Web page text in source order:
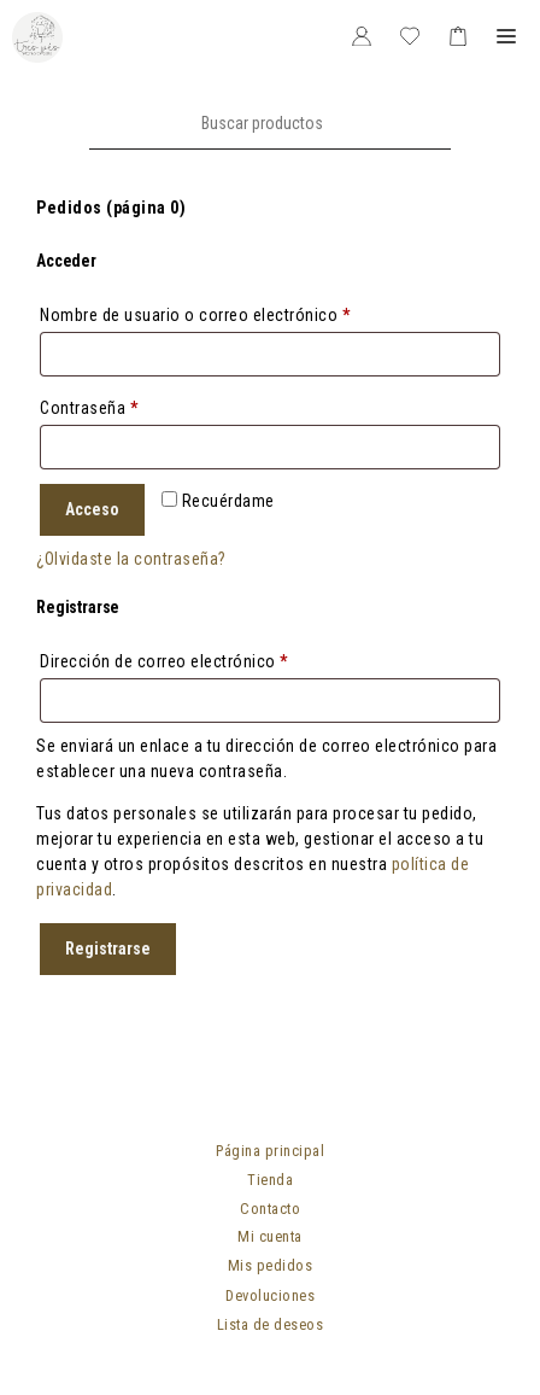
Saltar
contenido
Pedidos (página 0)
Acceder
Nombre de usuario o correo electrónico *Obligatorio
Contraseña *Obligatorio
Recuérdame
Acceso
¿Olvidaste la contraseña?
Registrarse
Dirección de correo electrónico *Obligatorio
Se enviará un enlace a tu dirección de correo electrónico para
establecer una nueva contraseña.
Tus datos personales se utilizarán para procesar tu pedido,
mejorar tu experiencia en esta web, gestionar el acceso a tu
cuenta y otros propósitos descritos en nuestra política de
privacidad
Registrarse
Página principal
Tienda
Contacto
Mi cuenta
Mis pedidos
Devoluciones
Lista de deseos